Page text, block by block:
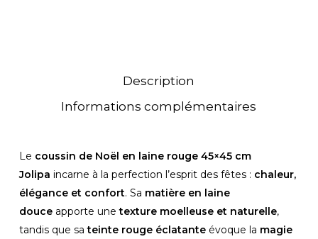
Description
Informations complémentaires
Le coussin de Noël en laine rouge 45×45 cm
Jolipa incarne à la perfection l’esprit des fêtes : chaleur,
élégance et confort. Sa matière en laine
douceapporte unetexture moelleuse et naturelle,
tandis que sateinte rouge éclatanteévoque la magie